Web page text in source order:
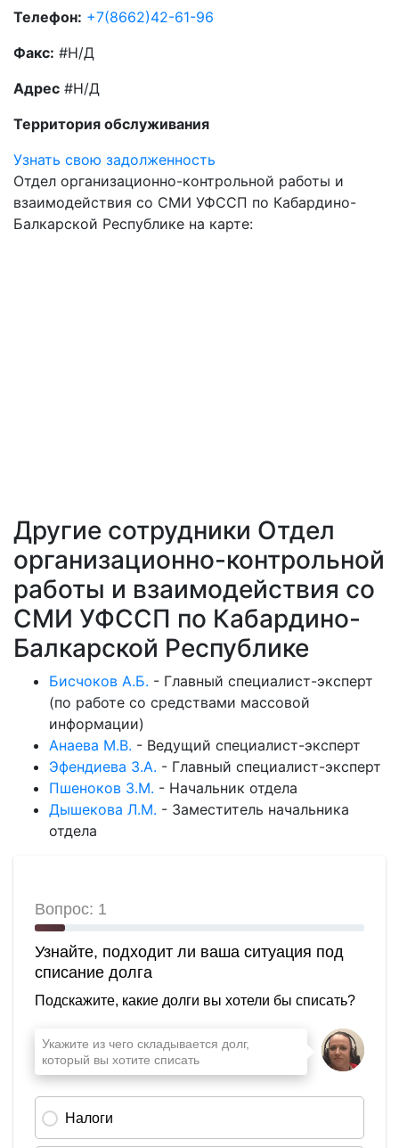
Телефон: +7(8662)42-61-96
Факс: #Н/Д
Адрес #Н/Д
Территория обслуживания
Узнать свою задолженность
Отдел организационно-контрольной работы и
взаимодействия со СМИ УФССП по Кабардино-
Балкарской Республике на карте:
Другие сотрудники Отдел
организационно-контрольной
работы и взаимодействия со
СМИ УФССП по Кабардино-
Балкарской Республике
Бисчоков А.Б. - Главный специалист-эксперт
(по работе со средствами массовой
информации)
Анаева М.В. - Ведущий специалист-эксперт
Эфендиева З.А. - Главный специалист-эксперт
Пшеноков З.М. - Начальник отдела
Дышекова Л.М. - Заместитель начальника
отдела